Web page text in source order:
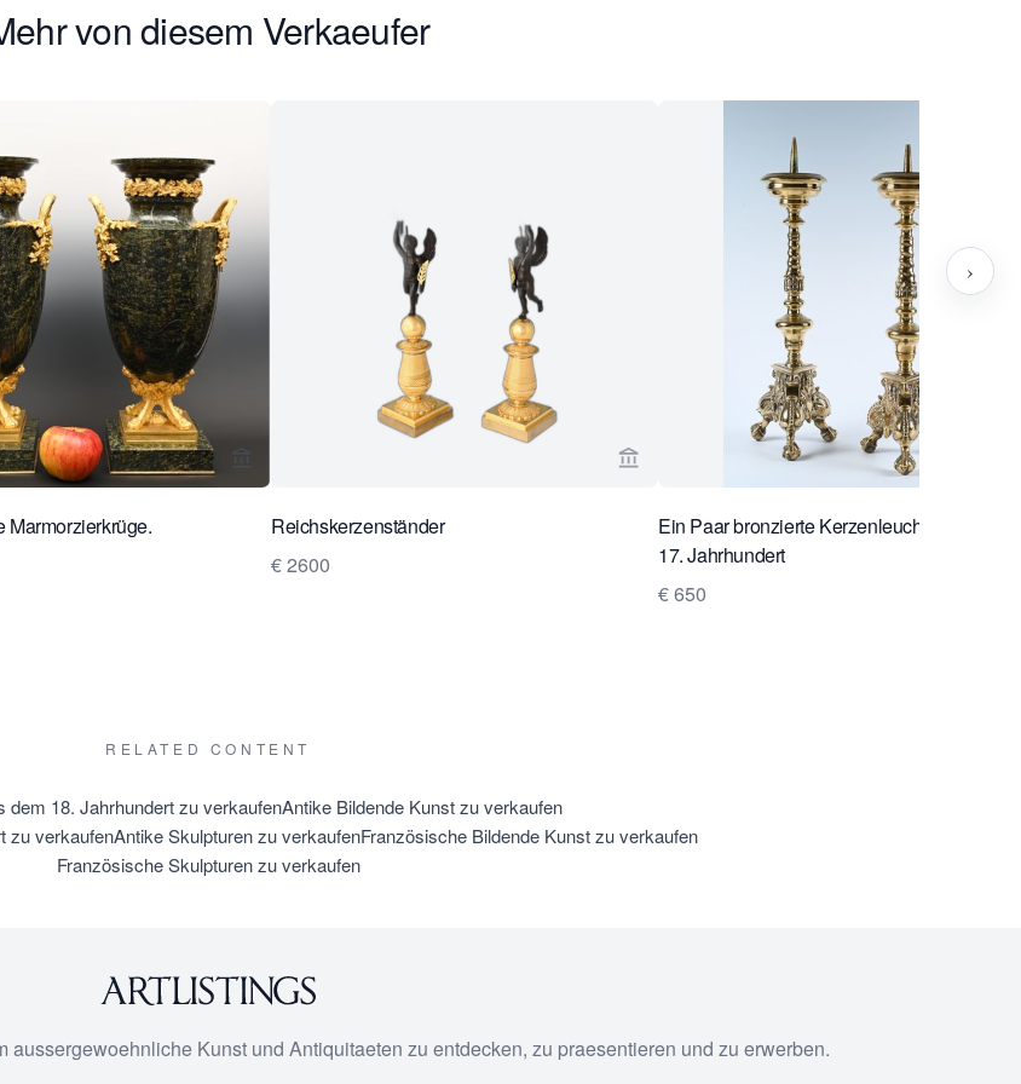
von diesem Verkaeufer
Limburg Antiquairs ansehenVerkaeuferseite von Limburg Antiquairs ansehen
Marmorzierkrüge.
Verkaeuferseite von Limburg Antiquairs
Reichskerzenständer
€ 2600
Ein Paar bronzierte Kerzenleuchter aus dem
17. Jahrhundert
€ 650
›
RELATED CONTENT
dem 18. Jahrhundert zu verkaufenAntike Bildende Kunst zu verkaufen
zu verkaufenAntike Skulpturen zu verkaufenFranzösische Bildende Kunst zu verkaufen
Französische Skulpturen zu verkaufen
aussergewoehnliche Kunst und Antiquitaeten zu entdecken, zu praesentieren und zu erwerben.